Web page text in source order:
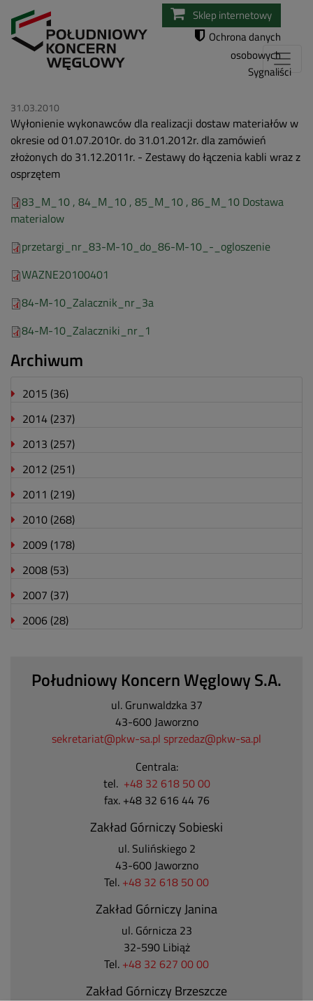
Przejdź
do
Sklep internetowy
Ochrona danych
osobowych
Sygnaliści
31.03.2010
Wyłonienie wykonawców dla realizacji dostaw materiałów w
okresie od 01.07.2010r. do 31.01.2012r. dla zamówień
złożonych do 31.12.2011r. - Zestawy do łączenia kabli wraz z
osprzętem
83_M_10 , 84_M_10 , 85_M_10 , 86_M_10 Dostawa
materialow
przetargi_nr_83-M-10_do_86-M-10_-_ogloszenie
WAZNE20100401
84-M-10_Zalacznik_nr_3a
84-M-10_Zalaczniki_nr_1
Archiwum
2015 (36)
2014 (237)
2013 (257)
2012 (251)
2011 (219)
2010 (268)
2009 (178)
2008 (53)
2007 (37)
2006 (28)
Południowy Koncern Węglowy S.A.
ul. Grunwaldzka 37
43-600 Jaworzno
sekretariat@pkw-sa.pl sprzedaz@pkw-sa.pl
Centrala:
tel. +48 32 618 50 00
fax. +48 32 616 44 76
Zakład Górniczy Sobieski
ul. Sulińskiego 2
43-600 Jaworzno
Tel. +48 32 618 50 00
Zakład Górniczy Janina
ul. Górnicza 23
32-590 Libiąż
Tel. +48 32 627 00 00
Zakład Górniczy Brzeszcze